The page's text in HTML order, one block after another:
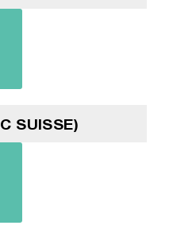
SUISSE)